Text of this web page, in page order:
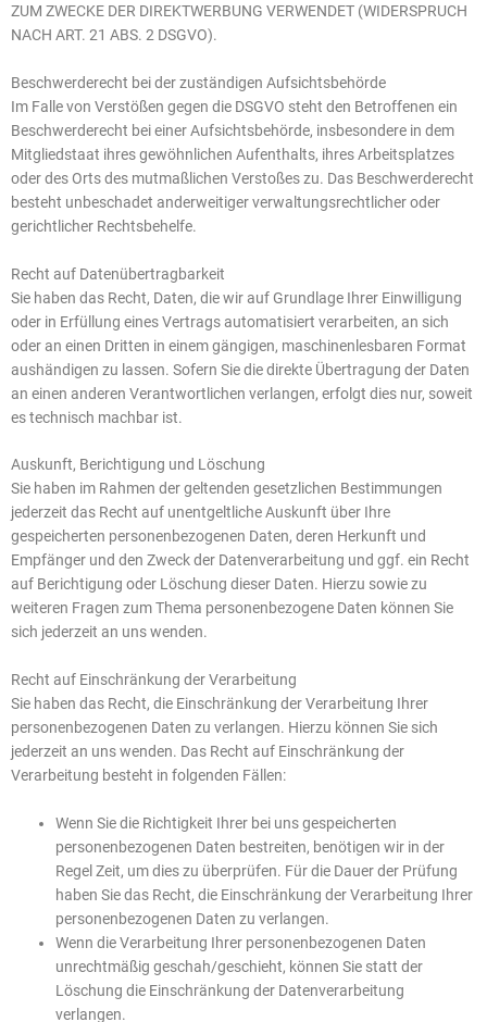
ZUM ZWECKE DER DIREKTWERBUNG VERWENDET (WIDERSPRUCH
NACH ART. 21 ABS. 2 DSGVO).
Beschwerde­recht bei der zuständigen Aufsichts­behörde
Im Falle von Verstößen gegen die DSGVO steht den Betroffenen ein
Beschwerderecht bei einer Aufsichtsbehörde, insbesondere in dem
Mitgliedstaat ihres gewöhnlichen Aufenthalts, ihres Arbeitsplatzes
oder des Orts des mutmaßlichen Verstoßes zu. Das Beschwerderecht
besteht unbeschadet anderweitiger verwaltungsrechtlicher oder
gerichtlicher Rechtsbehelfe.
Recht auf Daten­übertrag­barkeit
Sie haben das Recht, Daten, die wir auf Grundlage Ihrer Einwilligung
oder in Erfüllung eines Vertrags automatisiert verarbeiten, an sich
oder an einen Dritten in einem gängigen, maschinenlesbaren Format
aushändigen zu lassen. Sofern Sie die direkte Übertragung der Daten
an einen anderen Verantwortlichen verlangen, erfolgt dies nur, soweit
es technisch machbar ist.
Auskunft, Berichtigung und Löschung
Sie haben im Rahmen der geltenden gesetzlichen Bestimmungen
jederzeit das Recht auf unentgeltliche Auskunft über Ihre
gespeicherten personenbezogenen Daten, deren Herkunft und
Empfänger und den Zweck der Datenverarbeitung und ggf. ein Recht
auf Berichtigung oder Löschung dieser Daten. Hierzu sowie zu
weiteren Fragen zum Thema personenbezogene Daten können Sie
sich jederzeit an uns wenden.
Recht auf Einschränkung der Verarbeitung
Sie haben das Recht, die Einschränkung der Verarbeitung Ihrer
personenbezogenen Daten zu verlangen. Hierzu können Sie sich
jederzeit an uns wenden. Das Recht auf Einschränkung der
Verarbeitung besteht in folgenden Fällen:
Wenn Sie die Richtigkeit Ihrer bei uns gespeicherten
personenbezogenen Daten bestreiten, benötigen wir in der
Regel Zeit, um dies zu überprüfen. Für die Dauer der Prüfung
haben Sie das Recht, die Einschränkung der Verarbeitung Ihrer
personenbezogenen Daten zu verlangen.
Wenn die Verarbeitung Ihrer personenbezogenen Daten
unrechtmäßig geschah/geschieht, können Sie statt der
Löschung die Einschränkung der Datenverarbeitung
verlangen.